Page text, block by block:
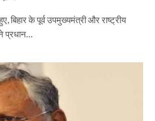
बिहार के पूर्व उपमुख्यमंत्री और राष्ट्रीय
प्रधान…